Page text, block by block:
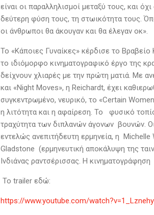
είναι οι παραλληλισμοί μεταξύ τους, και
δεύτερη φύση τους, τη στωικότητα τους.
οι άνθρωποι θα άκουγαν και θα έλεγαν οκ».
Το «Κάποιες Γυναίκες» κέρδισε το
το ιδιόμορφο κινηματογραφικό έργο της
δείχνουν χλιαρές με την πρώτη ματιά. Με
και «Night Moves», η Reichardt, έχει
συγκεντρωμένο, νευρικό, το «Certain
η λιτότητα και η αφαίρεση. Το φυσικό
τραχύτητα των διπλανών άγονων βουνών.
εντελώς ανεπιτήδευτη ερμηνεία, η Michelle
Gladstone (ερμηνευτική αποκάλυψη της
Ινδιάνας ραντσέρισσας. Η
Το trailer εδώ:
https://www.youtube.com/